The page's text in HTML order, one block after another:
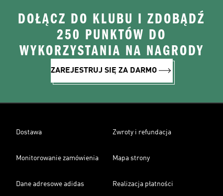
DOŁĄCZ DO KLUBU I ZDOBĄDŹ
250 PUNKTÓW DO
WYKORZYSTANIA NA NAGRODY
ZAREJESTRUJ SIĘ ZA DARMO
Dostawa Zwroty i refundacja
Monitorowanie zamówienia Mapa strony
Dane adresowe adidas Realizacja płatności